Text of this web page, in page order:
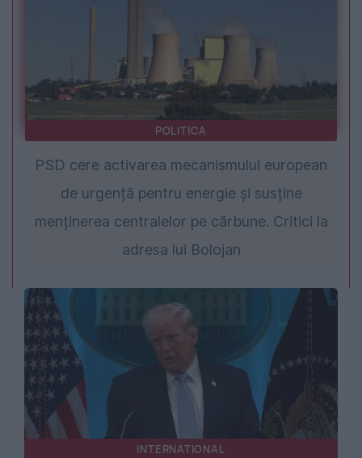
POLITICA
PSD cere activarea mecanismului european
de urgență pentru energie și susține
menținerea centralelor pe cărbune. Critici la
adresa lui Bolojan
INTERNATIONAL